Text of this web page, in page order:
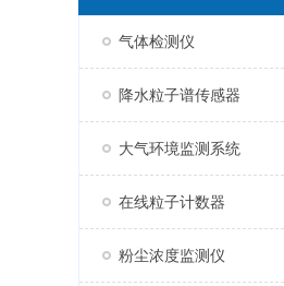
气体检测仪
降水粒子谱传感器
大气环境监测系统
在线粒子计数器
粉尘浓度监测仪